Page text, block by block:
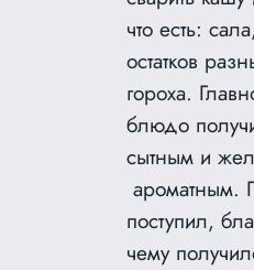
что есть:
остатков
гороха.
блюдо
сытным и
ароматным.
поступил,
чему